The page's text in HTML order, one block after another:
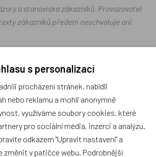
a stanoviska zákazníků. Provozovatel
zákazníků předem neschvaluje ani
dotazy. Buďte první, kdo se zeptá!
s personalizací
procházení stránek, nabídli
nebo reklamu a mohli anonymně
využíváme soubory cookies, které
pro sociální média, inzerci a analýzu.
odkazem "Upravit nastavení" a
změnit v patičce webu. Podrobnější